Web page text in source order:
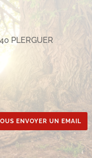
PLERGUER
ENVOYER UN EMAIL